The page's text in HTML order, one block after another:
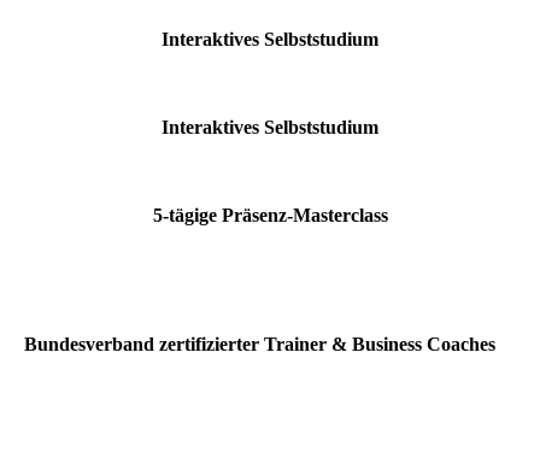
Interaktives Selbststudium
Interaktives Selbststudium
5-tägige Präsenz-Masterclass
Bundesverband zertifizierter Trainer & Business Coaches